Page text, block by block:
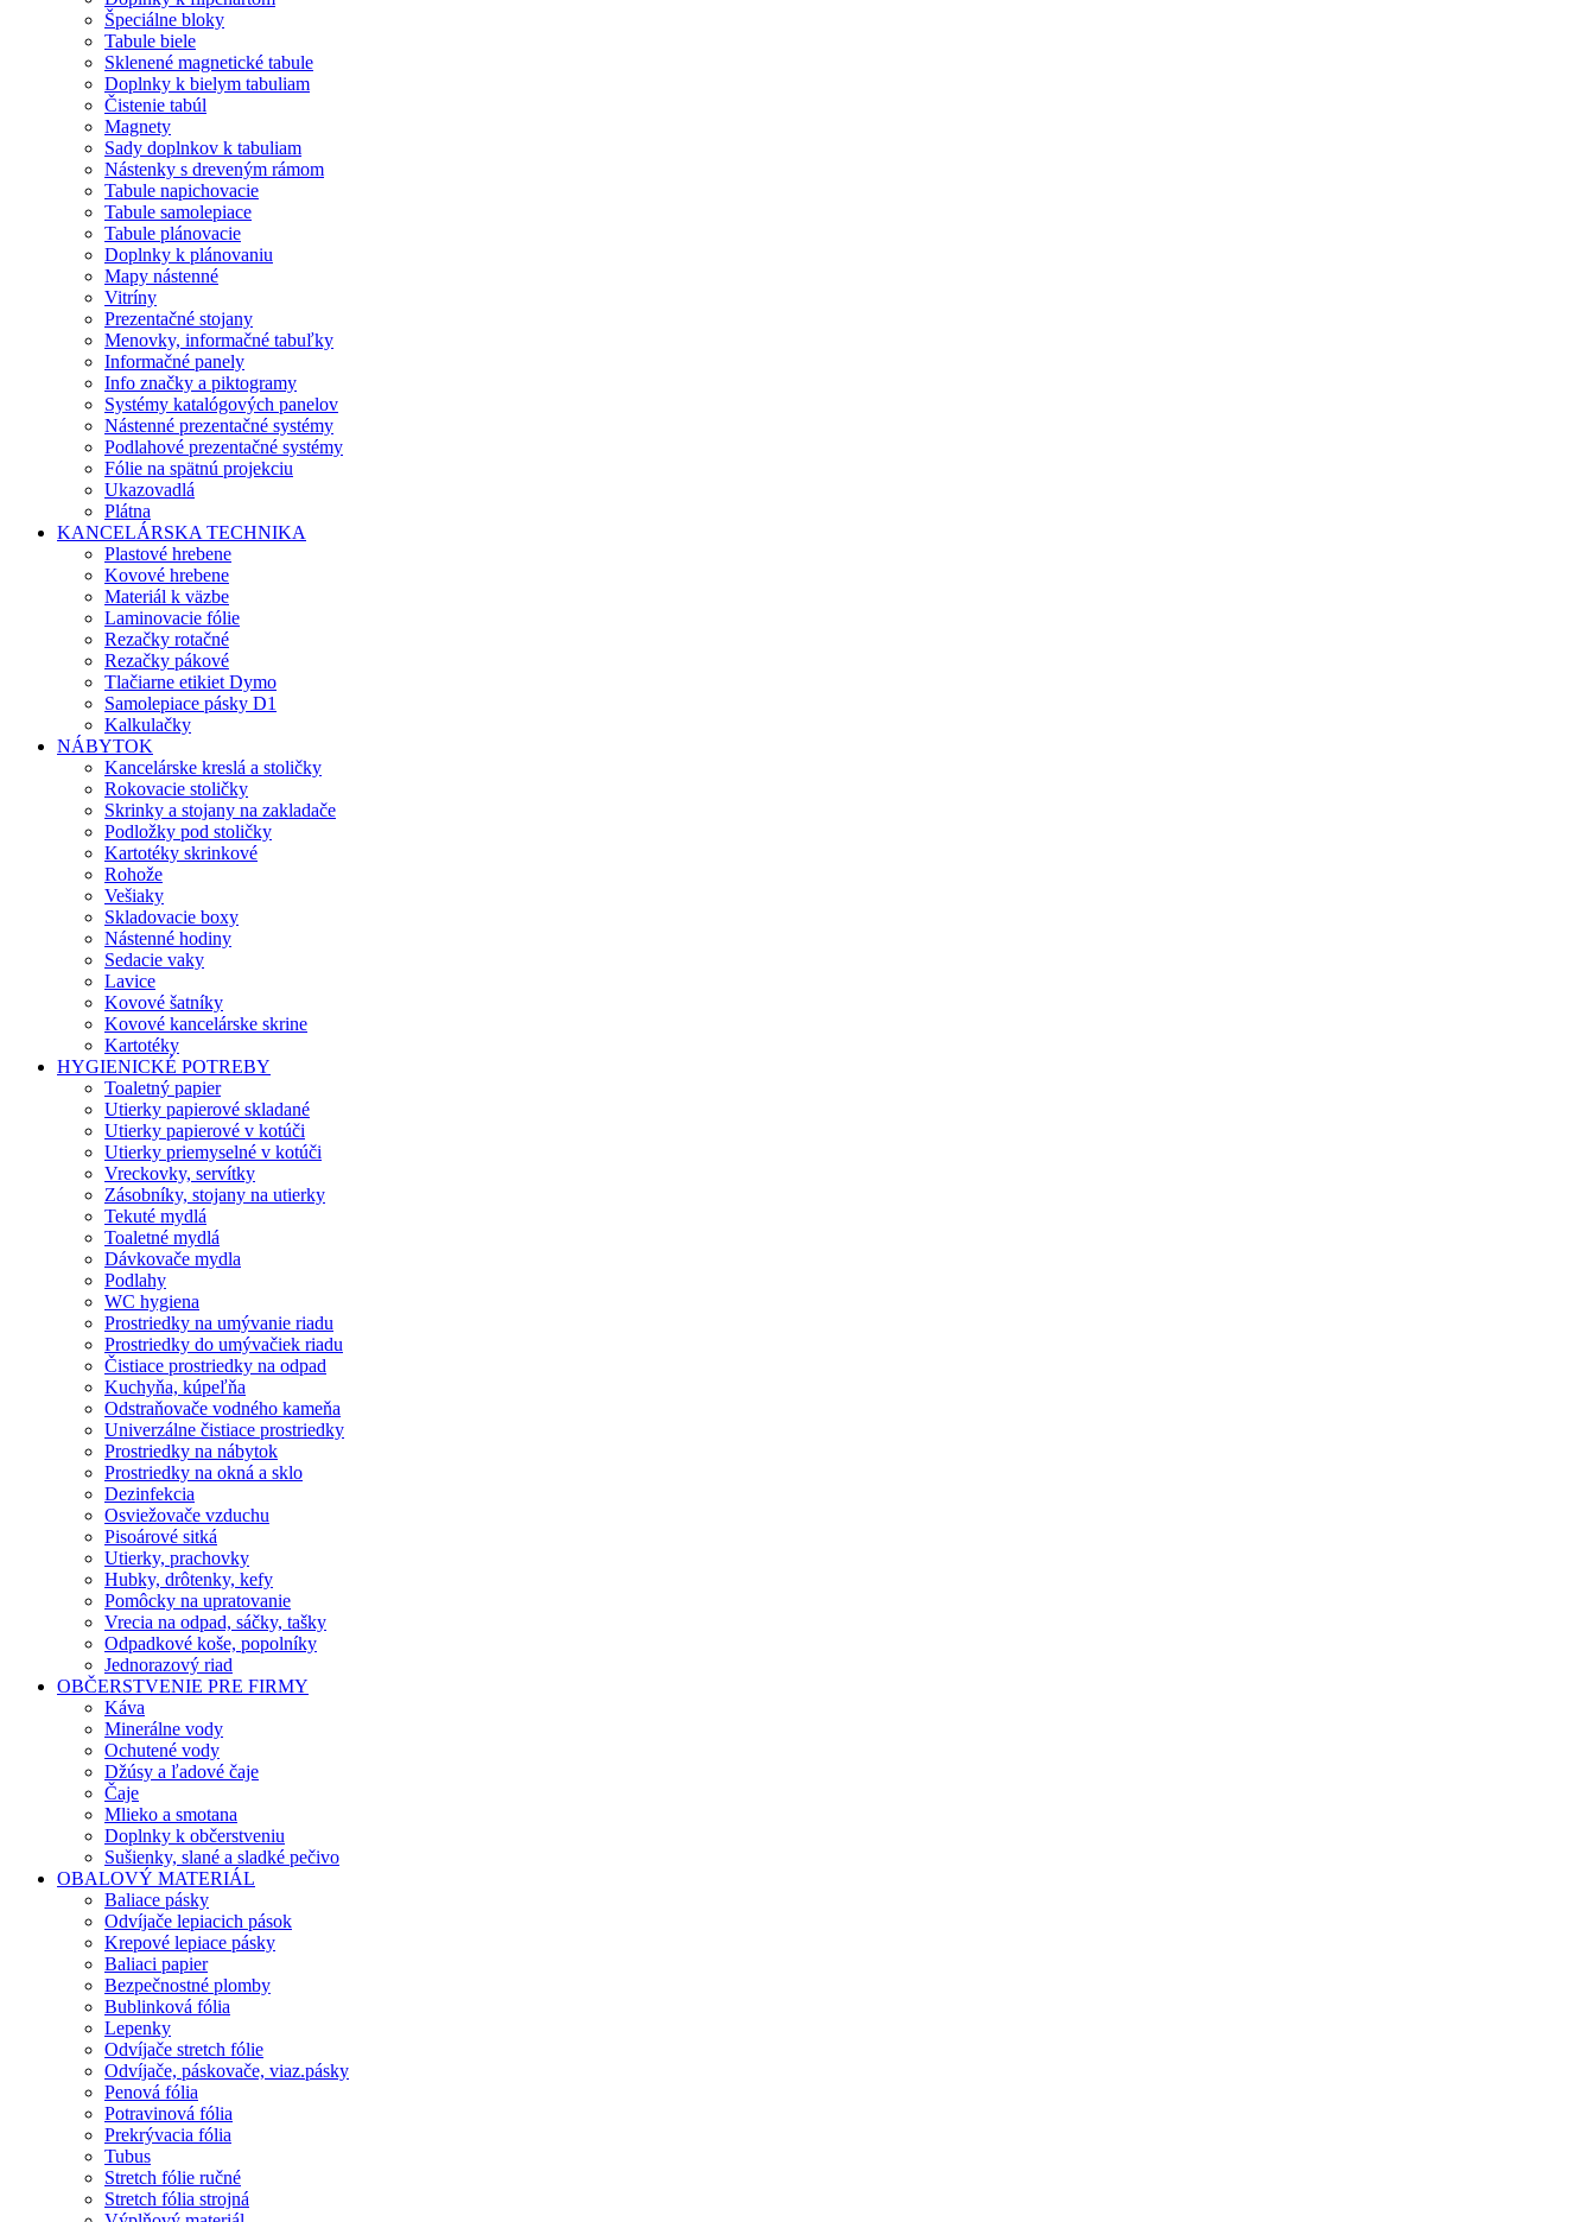
Špeciálne bloky
Tabule biele
Sklenené magnetické tabule
Doplnky k bielym tabuliam
Čistenie tabúl
Magnety
Sady doplnkov k tabuliam
Nástenky s dreveným rámom
Tabule napichovacie
Tabule samolepiace
Tabule plánovacie
Doplnky k plánovaniu
Mapy nástenné
Vitríny
Prezentačné stojany
Menovky, informačné tabuľky
Informačné panely
Info značky a piktogramy
Systémy katalógových panelov
Nástenné prezentačné systémy
Podlahové prezentačné systémy
Fólie na spätnú projekciu
Ukazovadlá
Plátna
KANCELÁRSKA TECHNIKA
Plastové hrebene
Kovové hrebene
Materiál k väzbe
Laminovacie fólie
Rezačky rotačné
Rezačky pákové
Tlačiarne etikiet Dymo
Samolepiace pásky D1
Kalkulačky
NÁBYTOK
Kancelárske kreslá a stoličky
Rokovacie stoličky
Skrinky a stojany na zakladače
Podložky pod stoličky
Kartotéky skrinkové
Rohože
Vešiaky
Skladovacie boxy
Nástenné hodiny
Sedacie vaky
Lavice
Kovové šatníky
Kovové kancelárske skrine
Kartotéky
HYGIENICKÉ POTREBY
Toaletný papier
Utierky papierové skladané
Utierky papierové v kotúči
Utierky priemyselné v kotúči
Vreckovky, servítky
Zásobníky, stojany na utierky
Tekuté mydlá
Toaletné mydlá
Dávkovače mydla
Podlahy
WC hygiena
Prostriedky na umývanie riadu
Prostriedky do umývačiek riadu
Čistiace prostriedky na odpad
Kuchyňa, kúpeľňa
Odstraňovače vodného kameňa
Univerzálne čistiace prostriedky
Prostriedky na nábytok
Prostriedky na okná a sklo
Dezinfekcia
Osviežovače vzduchu
Pisoárové sitká
Utierky, prachovky
Hubky, drôtenky, kefy
Pomôcky na upratovanie
Vrecia na odpad, sáčky, tašky
Odpadkové koše, popolníky
Jednorazový riad
OBČERSTVENIE PRE FIRMY
Káva
Minerálne vody
Ochutené vody
Džúsy a ľadové čaje
Čaje
Mlieko a smotana
Doplnky k občerstveniu
Sušienky, slané a sladké pečivo
OBALOVÝ MATERIÁL
Baliace pásky
Odvíjače lepiacich pások
Krepové lepiace pásky
Baliaci papier
Bezpečnostné plomby
Bublinková fólia
Lepenky
Odvíjače stretch fólie
Odvíjače, páskovače, viaz.pásky
Penová fólia
Potravinová fólia
Prekrývacia fólia
Tubus
Stretch fólie ručné
Stretch fólia strojná